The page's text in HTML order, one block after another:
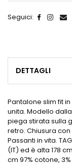
Seguici:
DETTAGLI
Pantalone slim fit
unita. Modello
piega stirata sulla
retro. Chiusura
Passanti in vita.
(IT) ed è alta 178
cm 97% cotone,